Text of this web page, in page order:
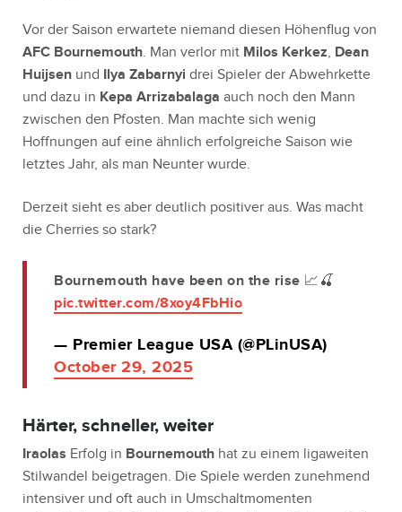
Vor der Saison erwartete niemand diesen Höhenflug von
AFC Bournemouth. Man verlor mit Milos Kerkez, Dean
Huijsen und Ilya Zabarnyi drei Spieler der Abwehrkette
und dazu in Kepa Arrizabalaga auch noch den Mann
zwischen den Pfosten. Man machte sich wenig
Hoffnungen auf eine ähnlich erfolgreiche Saison wie
letztes Jahr, als man Neunter wurde.
Derzeit sieht es aber deutlich positiver aus. Was macht
die Cherries so stark?
Bournemouth have been on the rise 📈🍒
pic.twitter.com/8xoy4FbHio
— Premier League USA (@PLinUSA)
October 29, 2025
Härter, schneller, weiter
Iraolas Erfolg in Bournemouth hat zu einem ligaweiten
Stilwandel beigetragen. Die Spiele werden zunehmend
intensiver und oft auch in Umschaltmomenten